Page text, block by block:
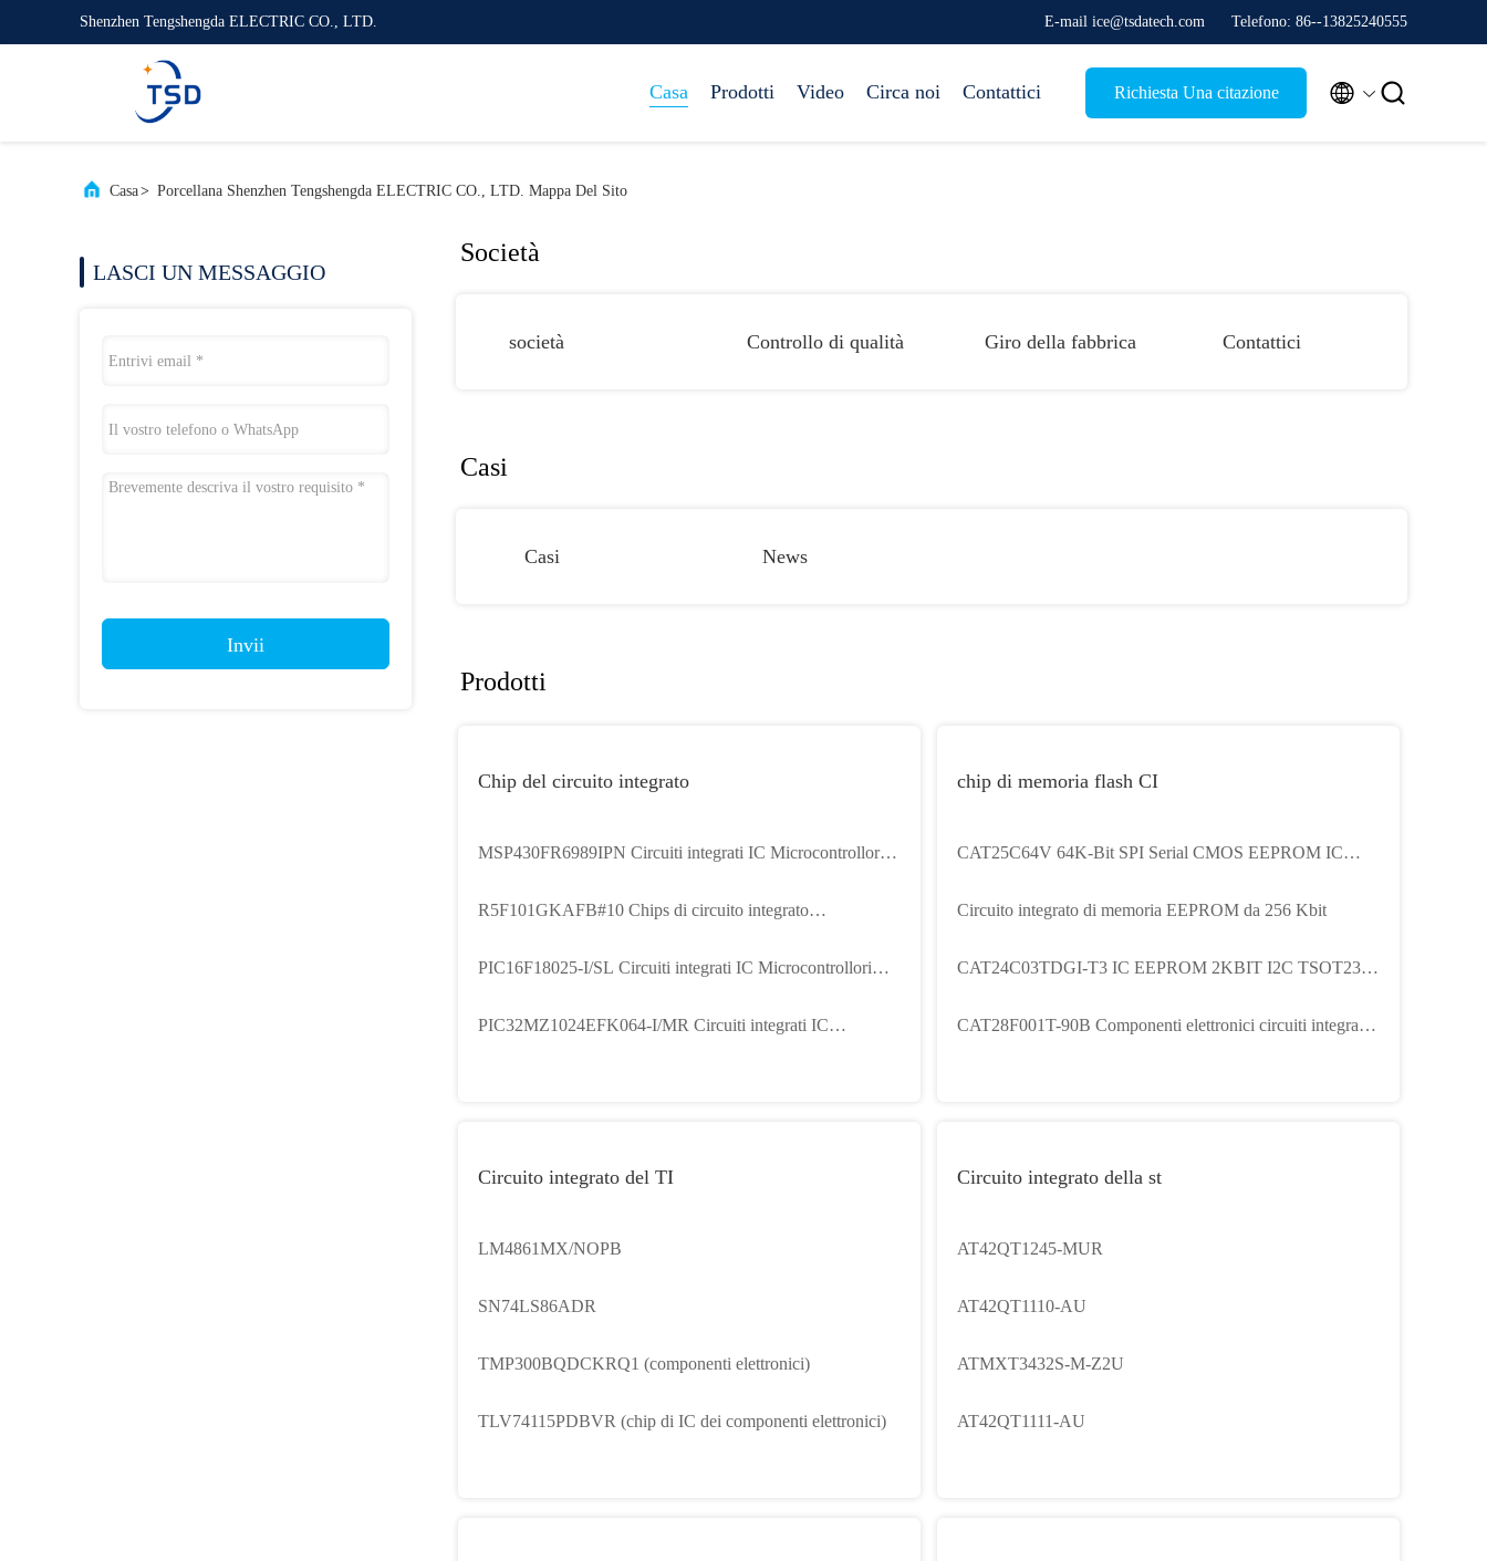
Shenzhen Tengshengda ELECTRIC CO., LTD. E-mail ice@tsdatech.com Telefono: 86--13825240555
Casa Prodotti Video Circa noi Contattici Richiesta Una citazione  
Casa> Porcellana Shenzhen Tengshengda ELECTRIC CO., LTD. Mappa Del Sito
LASCI UN MESSAGGIO
Invii
Società
società Controllo di qualità Giro della fabbrica Contattici
Casi
Casi News
Prodotti
Chip del circuito integrato
MSP430FR6989IPN Circuiti integrati IC Microcontrollori
R5F101GKAFB#10 Chips di circuito integrato
PIC16F18025-I/SL Circuiti integrati IC Microcontrollori
PIC32MZ1024EFK064-I/MR Circuiti integrati IC
chip di memoria flash CI
CAT25C64V 64K-Bit SPI Serial CMOS EEPROM IC
Circuito integrato di memoria EEPROM da 256 Kbit
CAT24C03TDGI-T3 IC EEPROM 2KBIT I2C TSOT23-5
CAT28F001T-90B Componenti elettronici circuiti integrati
Circuito integrato del TI
LM4861MX/NOPB
SN74LS86ADR
TMP300BQDCKRQ1 (componenti elettronici)
TLV74115PDBVR (chip di IC dei componenti elettronici)
Circuito integrato della st
AT42QT1245-MUR
AT42QT1110-AU
ATMXT3432S-M-Z2U
AT42QT1111-AU